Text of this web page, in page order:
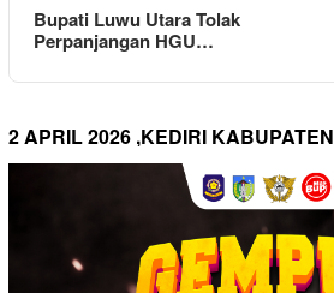
Bupati Luwu Utara Tolak
Perpanjangan HGU…
2 APRIL 2026 ,KEDIRI KABUPATEN